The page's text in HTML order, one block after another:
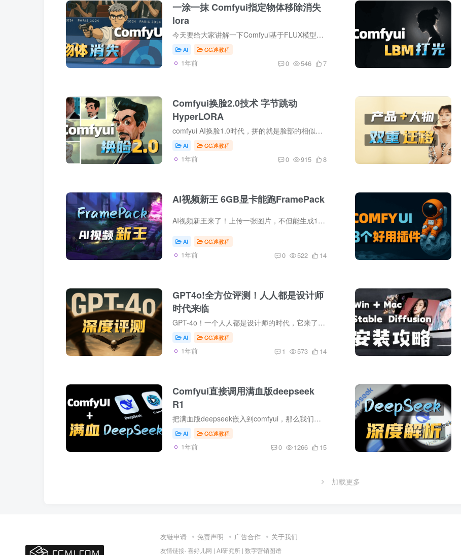
一涂一抹 Comfyui指定物体移除消失
lora
今天要给大家讲解一下Comfyui基于FLUX模型使用的移除对象lora，只需要在工作流上加载这个lora，然后涂抹一下画面中不想要的内容，就可以很高效的去除掉涂抹的内容了。
AI CG迷教程
1年前 0 546 7
Comfyui换脸2.0技术 字节跳动
HyperLORA
comfyui AI换脸1.0时代，拼的就是脸部的相似度，但随着技术的发展，comfyui换脸拼的就是谁的功能更强，今天给大家讲解的由字节跳动研发的开源换脸技术HyperLoRA。
AI CG迷教程
1年前 0 915 8
AI视频新王 6GB显卡能跑FramePack
AI视频新王来了！上传一张图片，不但能生成1分钟的超长视频，而且仅需6GB的显存就能跑动，对，你没听错，实测显存就仅仅只占用了6GB！视频生成质量我就不多说了，大家可以看看实测效果，重点还...
AI CG迷教程
1年前 0 522 14
GPT4o!全方位评测！人人都是设计师
时代来临
GPT-4o！一个人人都是设计师的时代，它来了，最近设计圈最大的话题无疑是GPT-4o进行了重磅升级，支持生图功能，本期教程就来详细的评测一下GPT4o的最新出图功能。
AI CG迷教程
1年前 1 573 14
Comfyui直接调用满血版deepseek
R1
把满血版deepseek嵌入到comfyui，那么我们就得到了一个不会卡顿的百科知识库，一个超高效的神级提示词助手，一个能看得懂图片内容的多模态模型，甚至还能用它来帮我们解答做题，本期视频就来给...
AI CG迷教程
1年前 0 1266 15
加载更多
友链申请 免责声明 广告合作 关于我们
友情链接· 喜好儿网 | AI研究所 | 数字营销图谱